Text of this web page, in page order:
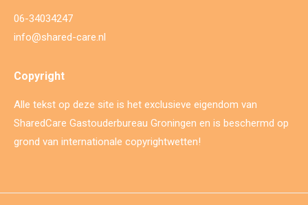
06-34034247
info@shared-care.nl
Copyright
Alle tekst op deze site is het exclusieve eigendom van
SharedCare Gastouderbureau Groningen en is beschermd op
grond van internationale copyrightwetten!